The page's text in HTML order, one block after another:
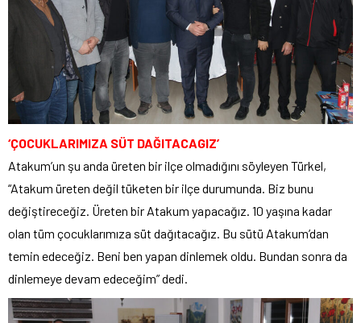
‘ÇOCUKLARIMIZA SÜT DAĞITACAGIZ’
Atakum’un şu anda üreten bir ilçe olmadığını söyleyen Türkel,
“Atakum üreten değil tüketen bir ilçe durumunda. Biz bunu
değiştireceğiz. Üreten bir Atakum yapacağız. 10 yaşına kadar
olan tüm çocuklarımıza süt dağıtacağız. Bu sütü Atakum’dan
temin edeceğiz. Beni ben yapan dinlemek oldu. Bundan sonra da
dinlemeye devam edeceğim” dedi.